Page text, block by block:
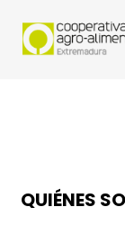
QUIÉNES